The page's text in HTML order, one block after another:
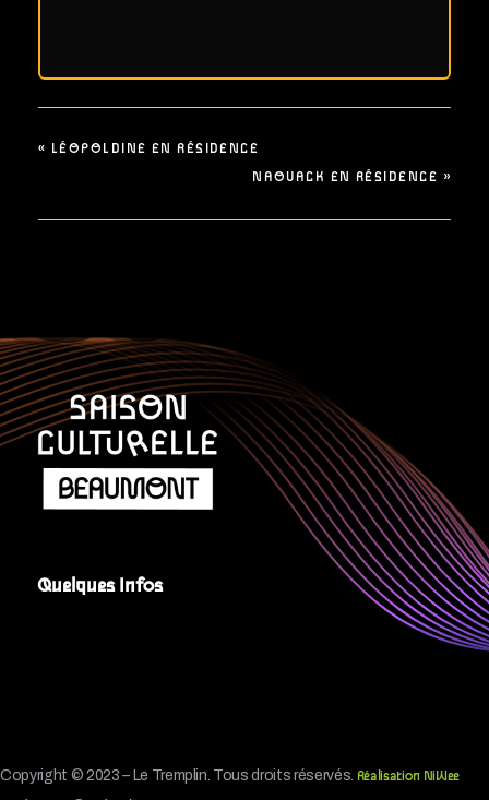
« LÉOPOLDINE EN RÉSIDENCE
NAOUACK EN RÉSIDENCE »
Quelques Infos
Copyright © 2023 – Le Tremplin. Tous droits réservés. Réalisation NiWee